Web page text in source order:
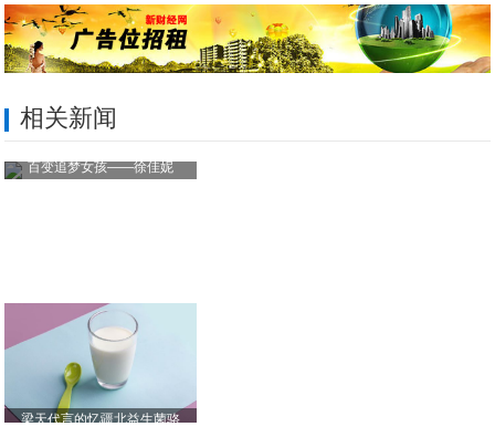
相关新闻
百变追梦女孩——徐佳妮
梁天代言的忆疆北益生菌骆